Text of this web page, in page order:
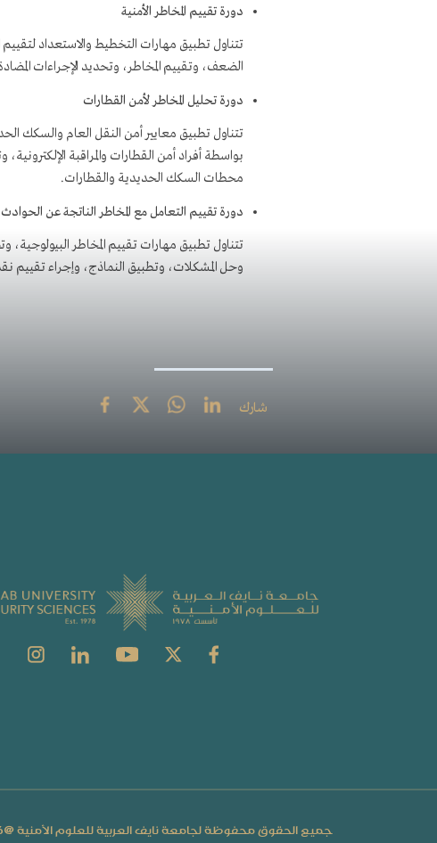
دورة تقييم المخاطر الأمنية
تتناول تطبيق مهارات التخطيط والاستعداد
الضعف، وتقييم المخاطر، وتحديد الإجراءات
دورة تحليل المخاطر لأمن القطارات
تتناول تطبيق معايير أمن النقل العام والسكك
بواسطة أفراد أمن القطارات والمراقبة
محطات السكك الحديدية والقطارات.
دورة تقييم التعامل مع المخاطر الناتجة عن
تتناول تطبيق مهارات تقييم المخاطر
وحل المشكلات، وتطبيق النماذج، وإجراء تقييم
شارك
جميع الحقوق محفوظة لجامعة نايف العربية للعلوم الأمنية @